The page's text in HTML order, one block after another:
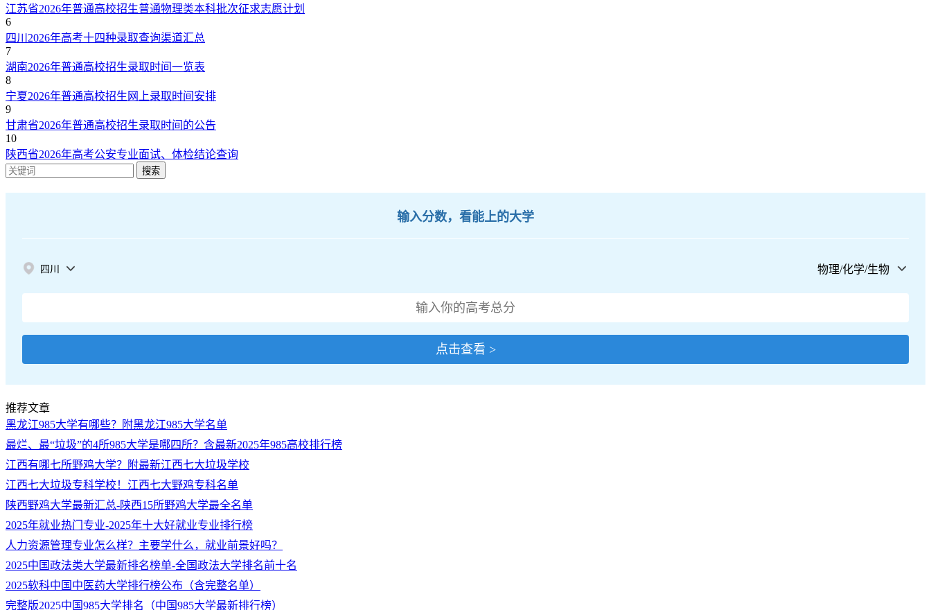
江苏省2026年普通高校招生普通物理类本科批次征求志愿计划
6
四川2026年高考十四种录取查询渠道汇总
7
湖南2026年普通高校招生录取时间一览表
8
宁夏2026年普通高校招生网上录取时间安排
9
甘肃省2026年普通高校招生录取时间的公告
10
陕西省2026年高考公安专业面试、体检结论查询
搜索
输入分数，看能上的大学
四川 物理/化学/生物
点击查看 >
推荐文章
黑龙江985大学有哪些？附黑龙江985大学名单
最烂、最“垃圾”的4所985大学是哪四所？含最新2025年985高校排行榜
江西有哪七所野鸡大学？附最新江西七大垃圾学校
江西七大垃圾专科学校！江西七大野鸡专科名单
陕西野鸡大学最新汇总-陕西15所野鸡大学最全名单
2025年就业热门专业-2025年十大好就业专业排行榜
人力资源管理专业怎么样？主要学什么，就业前景好吗？
2025中国政法类大学最新排名榜单-全国政法大学排名前十名
2025软科中国中医药大学排行榜公布（含完整名单）
完整版2025中国985大学排名（中国985大学最新排行榜）